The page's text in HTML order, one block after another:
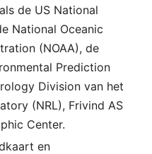
de US National
National Oceanic
(NOAA), de
Prediction
Division van het
(NRL), Frivind AS
Center.
en